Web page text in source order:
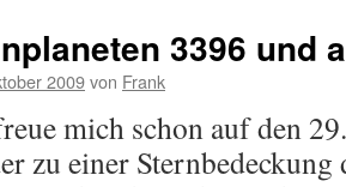
3396 und
2009von Frank
mich schon auf den
zu einer Sternbedeckung